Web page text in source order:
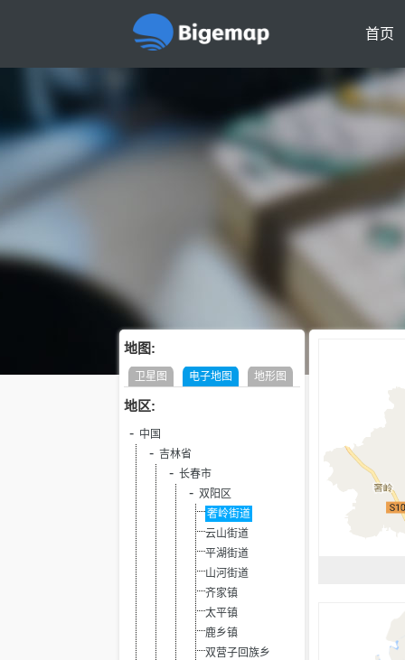
首页
地图:
卫星图 电子地图 地形图
地区:
中国
吉林省
长春市
双阳区
奢岭街道
云山街道
平湖街道
山河街道
齐家镇
太平镇
鹿乡镇
双营子回族乡